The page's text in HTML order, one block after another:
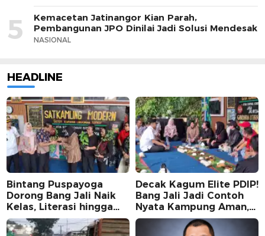
5
Kemacetan Jatinangor Kian Parah,
Pembangunan JPO Dinilai Jadi Solusi Mendesak
NASIONAL
HEADLINE
Bintang Puspayoga
Dorong Bang Jali Naik
Kelas, Literasi hingga
UMKM Digital Jadi
Fokus
Decak Kagum Elite PDIP!
Bang Jali Jadi Contoh
Nyata Kampung Aman,
Bersih, dan Mandiri